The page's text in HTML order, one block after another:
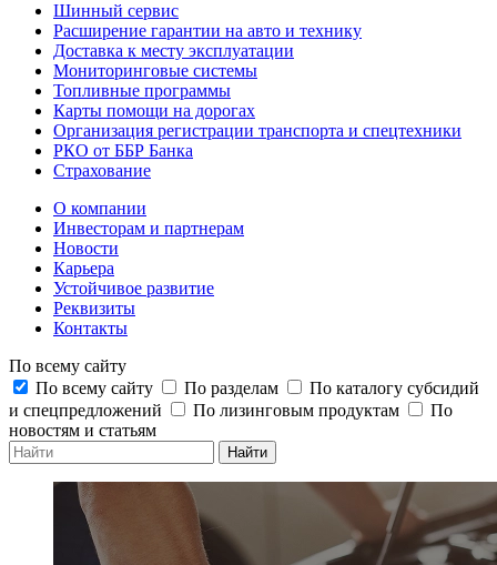
Шинный сервис
Расширение гарантии на авто и технику
Доставка к месту эксплуатации
Мониторинговые системы
Топливные программы
Карты помощи на дорогах
Организация регистрации транспорта и спецтехники
РКО от ББР Банка
Страхование
О компании
Инвесторам и партнерам
Новости
Карьера
Устойчивое развитие
Реквизиты
Контакты
По всему сайту
По всему сайту
По разделам
По каталогу субсидий
и спецпредложений
По лизинговым продуктам
По
новостям и статьям
Найти